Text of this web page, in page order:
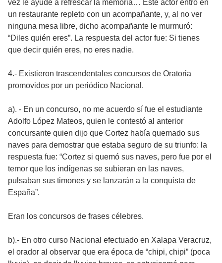
vez le ayude a refrescar la memoria… Este actor entró en
un restaurante repleto con un acompañante, y, al no ver
ninguna mesa libre, dicho acompañante le murmuró:
“Diles quién eres”. La respuesta del actor fue: Si tienes
que decir quién eres, no eres nadie.
4.- Existieron trascendentales concursos de Oratoria
promovidos por un periódico Nacional.
a). - En un concurso, no me acuerdo sí fue el estudiante
Adolfo López Mateos, quien le contestó al anterior
concursante quien dijo que Cortez había quemado sus
naves para demostrar que estaba seguro de su triunfo: la
respuesta fue: “Cortez si quemó sus naves, pero fue por el
temor que los indígenas se subieran en las naves,
pulsaban sus timones y se lanzarán a la conquista de
España”.
Eran los concursos de frases célebres.
b).- En otro curso Nacional efectuado en Xalapa Veracruz,
el orador al observar que era época de “chipi, chipi” (poca